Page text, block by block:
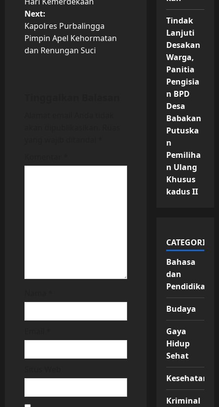
s
t
n
Next:
Kapolres Purbalingga
Pimpin Apel Kehormatan
dan Renungan Suci
Tindak
Lanjuti
Desakan
Warga,
Panitia
Pengisia
n BPD
Desa
Babakan
Putuska
n
Pemiliha
n Ulang
Khusus
kadus II
CATEGORIES
Bahasa
dan
Pendidikan
Budaya
Gaya
Hidup
Sehat
Kesehatan
Kriminal